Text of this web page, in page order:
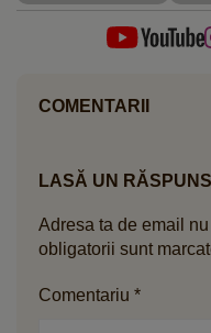
COMENTARII
LASĂ UN RĂSPUNS
Adresa ta de email
obligatorii sunt
Comentariu *